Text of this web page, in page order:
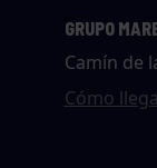
GRUPO
Camín de
Cómo